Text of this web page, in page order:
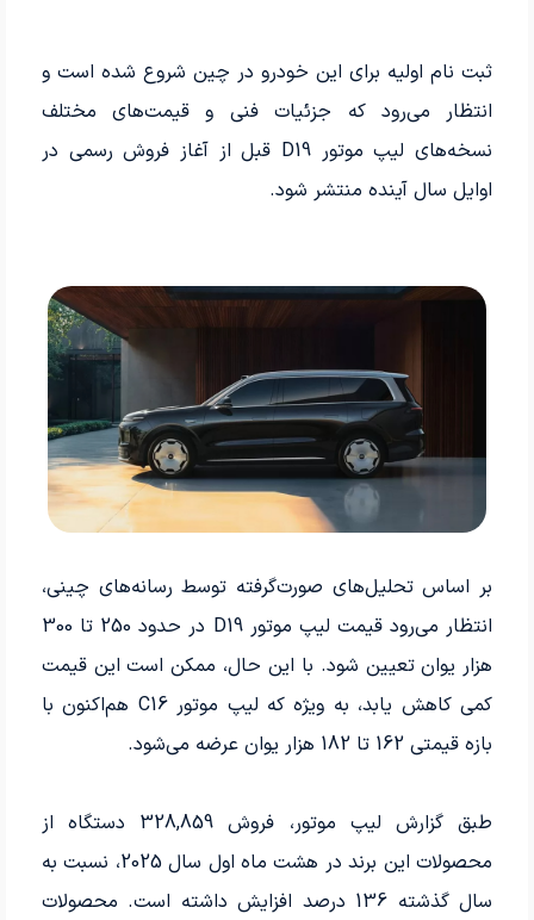
ثبت نام اولیه برای این خودرو در چین شروع شده است و
انتظار می‌رود که جزئیات فنی و قیمت‌های مختلف
نسخه‌های لیپ موتور D19 قبل از آغاز فروش رسمی در
اوایل سال آینده منتشر شود.
بر اساس تحلیل‌های صورت‌گرفته توسط رسانه‌های چینی،
انتظار می‌رود قیمت لیپ موتور D19 در حدود 250 تا 300
هزار یوان تعیین شود. با این حال، ممکن است این قیمت
کمی کاهش یابد، به ویژه که لیپ موتور C16 هم‌اکنون با
بازه قیمتی 162 تا 182 هزار یوان عرضه می‌شود.
طبق گزارش لیپ موتور، فروش 328,859 دستگاه از
محصولات این برند در هشت ماه اول سال 2025، نسبت به
سال گذشته 136 درصد افزایش داشته است. محصولات